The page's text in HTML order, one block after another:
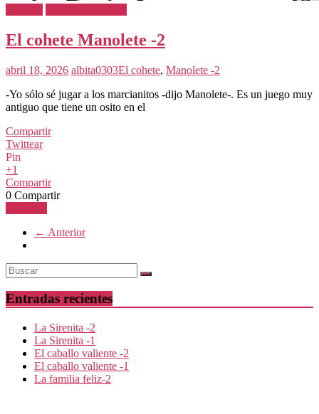
El cohete Manolete -2
abril 18, 2026 albita0303El cohete, Manolete -2
-Yo sólo sé jugar a los marcianitos -dijo Manolete-. Es un juego muy
antiguo que tiene un osito en el
Compartir
Twittear
Pin
+1
Compartir
0 Compartir
← Anterior
Entradas recientes
La Sirenita -2
La Sirenita -1
El caballo valiente -2
El caballo valiente -1
La familia feliz-2